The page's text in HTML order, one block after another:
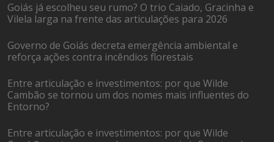
Goiás já escolheu seu rumo? O trio Caiado, Gracinha e
Vilela larga na frente das articulações para 2026
Governo de Goiás decreta emergência ambiental e
reforça ações contra incêndios florestais
Entre articulação e investimentos: por que Wilde
Cambão se tornou um dos nomes mais influentes do
Entorno?
Entre articulação e investimentos: por que Wilde